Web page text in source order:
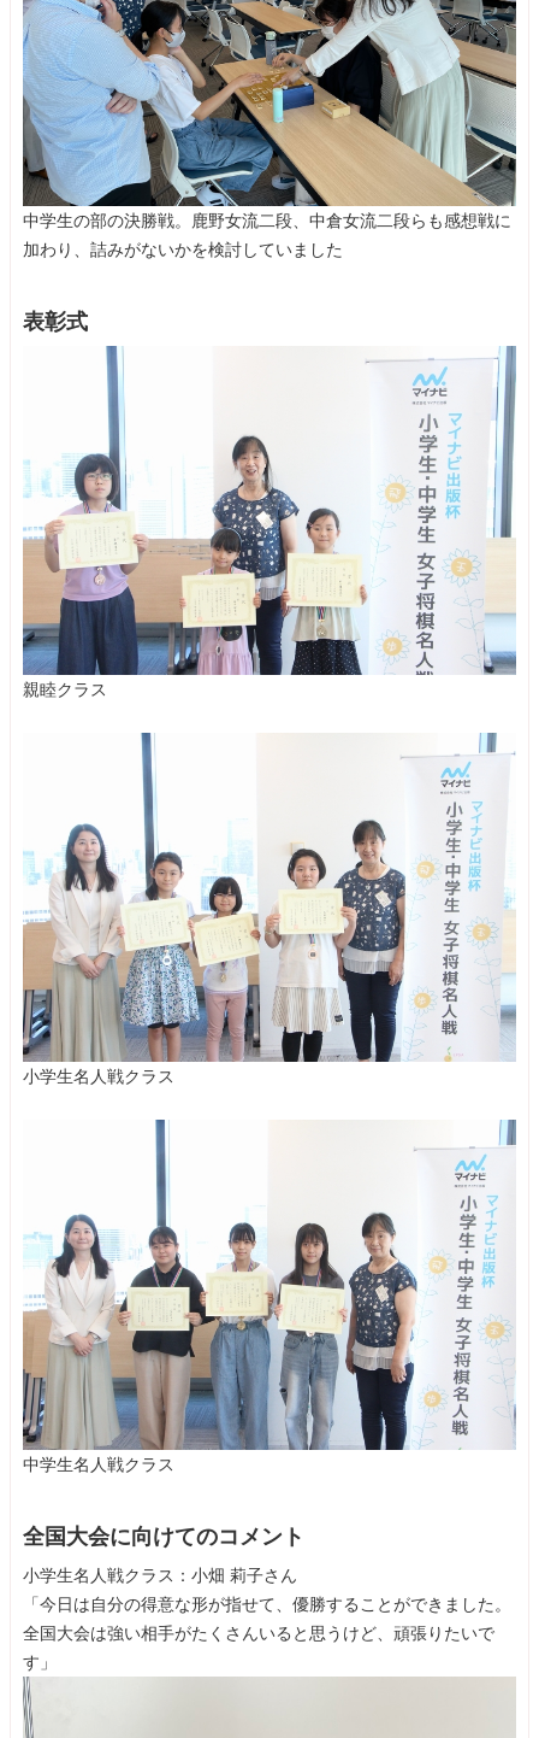
中学生の部の決勝戦。鹿野女流二段、中倉女流二段らも感想戦に
加わり、詰みがないかを検討していました
表彰式
親睦クラス
小学生名人戦クラス
中学生名人戦クラス
全国大会に向けてのコメント
小学生名人戦クラス：小畑 莉子さん
「今日は自分の得意な形が指せて、優勝することができました。
全国大会は強い相手がたくさんいると思うけど、頑張りたいで
す」